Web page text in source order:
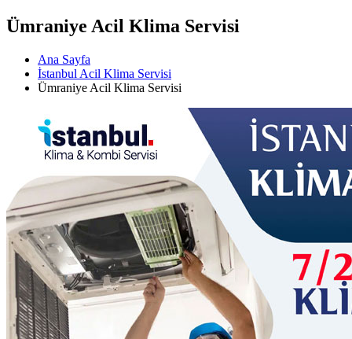
Ümraniye Acil Klima Servisi
Ana Sayfa
İstanbul Acil Klima Servisi
Ümraniye Acil Klima Servisi